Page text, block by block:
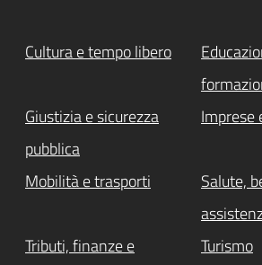
Cultura e tempo libero
Giustizia e sicurezza
pubblica
Imprese
Mobilità e trasporti
Salute,
Tributi, finanze e
Turismo